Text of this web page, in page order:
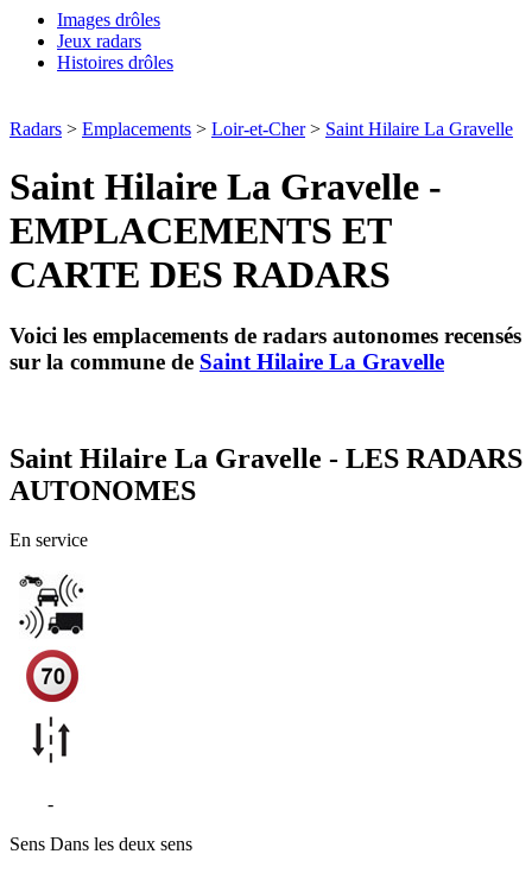
Images drôles
Jeux radars
Histoires drôles
Radars > Emplacements > Loir-et-Cher> Saint Hilaire La Gravelle
Saint Hilaire La Gravelle -
EMPLACEMENTS ET
CARTE DES RADARS
Voici les emplacements de radars autonomes recensés
sur la commune de Saint Hilaire La Gravelle
Saint Hilaire La Gravelle - LES RADARS
AUTONOMES
En service
-
Sens Dans les deux sens